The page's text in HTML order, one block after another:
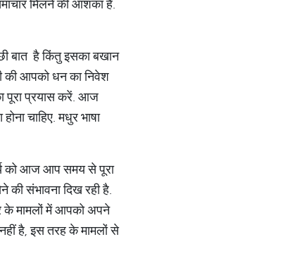
मिलने की आशंका है.
बात है किंतु इसका बखान
की आपको धन का निवेश
पूरा प्रयास करें. आज
चाहिए. मधुर भाषा
को आज आप समय से पूरा
की संभावना दिख रही है.
के मामलों में आपको अपने
है, इस तरह के मामलों से